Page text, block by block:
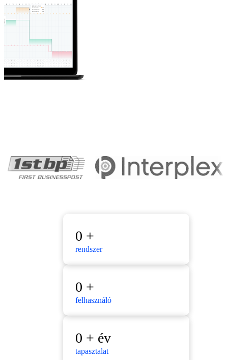
0 +
rendszer
0 +
felhasználó
0 + év
tapasztalat